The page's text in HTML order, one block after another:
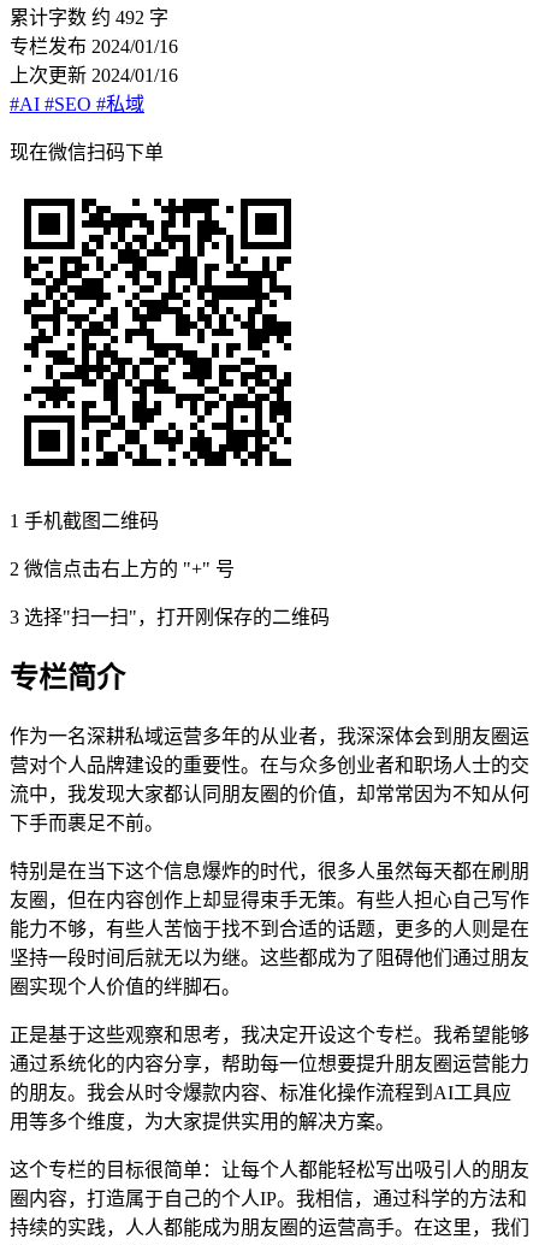
累计字数 约 492 字
专栏发布 2024/01/16
上次更新 2024/01/16
#AI #SEO #私域
现在微信扫码下单
1 手机截图二维码
2 微信点击右上方的 "+" 号
3 选择"扫一扫"，打开刚保存的二维码
专栏简介
作为一名深耕私域运营多年的从业者，我深深体会到朋友圈运
营对个人品牌建设的重要性。在与众多创业者和职场人士的交
流中，我发现大家都认同朋友圈的价值，却常常因为不知从何
下手而裹足不前。
特别是在当下这个信息爆炸的时代，很多人虽然每天都在刷朋
友圈，但在内容创作上却显得束手无策。有些人担心自己写作
能力不够，有些人苦恼于找不到合适的话题，更多的人则是在
坚持一段时间后就无以为继。这些都成为了阻碍他们通过朋友
圈实现个人价值的绊脚石。
正是基于这些观察和思考，我决定开设这个专栏。我希望能够
通过系统化的内容分享，帮助每一位想要提升朋友圈运营能力
的朋友。我会从时令爆款内容、标准化操作流程到AI工具应
用等多个维度，为大家提供实用的解决方案。
这个专栏的目标很简单：让每个人都能轻松写出吸引人的朋友
圈内容，打造属于自己的个人IP。我相信，通过科学的方法和
持续的实践，人人都能成为朋友圈的运营高手。在这里，我们